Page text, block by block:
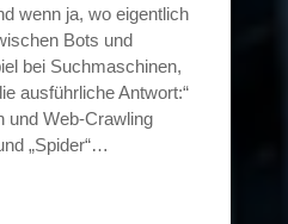
wenn ja, wo eigentlich
Bots und
bei Suchmaschinen,
ausführliche Antwort:“
und Web-Crawling
„Spider“…